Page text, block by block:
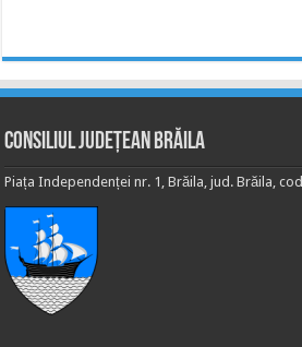
Consiliul Județean Brăila
Piața Independenței nr. 1, Brăila, jud. Brăila,